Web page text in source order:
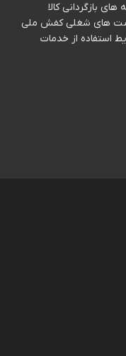
های بازگردانی کالا
های شغلی کفش ملی
استفاده از خدمات